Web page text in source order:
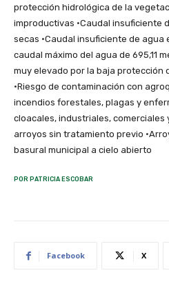
protección hidrológica de la
improductivas ·Caudal insuficiente
secas ·Caudal insuficiente de agua
caudal máximo del agua de 695,11
muy elevado por la baja protección
·Riesgo de contaminación con
incendios forestales, plagas y
cloacales, industriales, comerciales
arroyos sin tratamiento previo
basural municipal a cielo abierto
POR PATRICIA ESCOBAR
Facebook X